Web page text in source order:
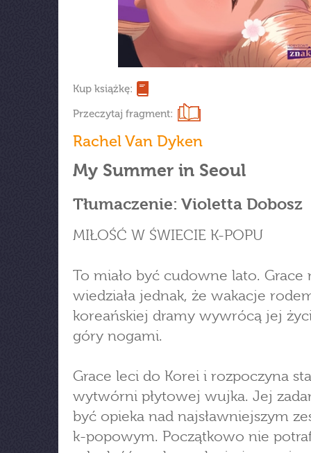
Kup książkę:
Przeczytaj fragment:
Rachel Van Dyken
My Summer in Seoul
Tłumaczenie: Violetta Dobosz
MIŁOŚĆ W ŚWIECIE K-POPU
To miało być cudowne lato. Grace
wiedziała jednak, że wakacje
koreańskiej dramy wywrócą jej
góry nogami.
Grace leci do Korei i rozpoczyna
wytwórni płytowej wujka. Jej
być opieka nad najsławniejszym
k-popowym. Początkowo nie